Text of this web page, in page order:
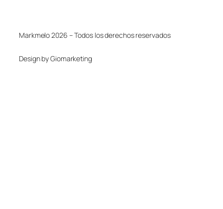
Markmelo 2026 – Todos los derechos reservados
Design by Giomarketing